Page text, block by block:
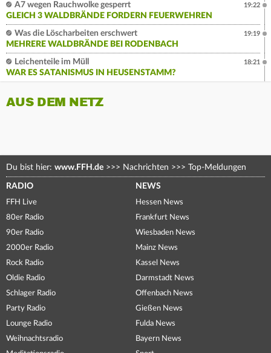
A7 wegen Rauchwolke gesperrt
GLEICH 3 WALDBRÄNDE FORDERN FEUERWEHREN
19:22
Was die Löscharbeiten erschwert
MEHRERE WALDBRÄNDE BEI RODENBACH
19:19
Leichenteile im Müll
WAR ES SATANISMUS IN HEUSENSTAMM?
18:21
AUS DEM NETZ
Du bist hier: www.FFH.de >>> Nachrichten >>> Top-Meldungen
RADIO
FFH Live
80er Radio
90er Radio
2000er Radio
Rock Radio
Oldie Radio
Schlager Radio
Party Radio
Lounge Radio
Weihnachtsradio
NEWS
Hessen News
Frankfurt News
Wiesbaden News
Mainz News
Kassel News
Darmstadt News
Offenbach News
Gießen News
Fulda News
Bayern News